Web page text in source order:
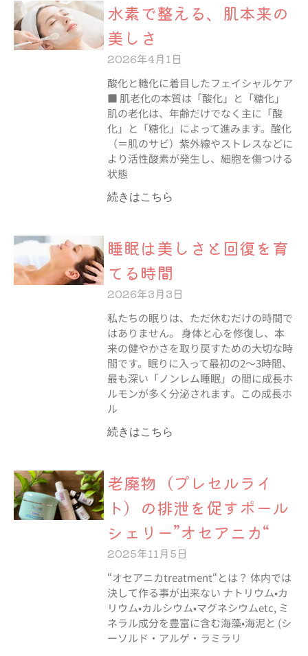
水素で整える、肌本来の
美しさ
2026年4月1日
酸化と糖化に着目したフェイシャルケア
■ 肌老化の本質は「酸化」と「糖化」
肌の老化は、年齢だけでなく主に「酸
化」と「糖化」によって進みます。酸化
（＝肌のサビ）紫外線やストレスなどに
より活性酸素が発生し、細胞を傷つける
状態
続きはこちら
睡眠は美しさと回復を育
てる時間
2026年3月3日
私たちの眠りは、ただ休むだけの時間で
はありません。 身体と心を修復し、本
来の健やかさを取り戻すための大切な時
間です。眠りに入って最初の2〜3時間、
最も深い「ノンレム睡眠」の間に成長ホ
ルモンが多く分泌されます。この成長ホ
ル
続きはこちら
老廃物（プレセルライ
ト）の排泄を促すポール
シェリー”オセアニカ“
2025年11月5日
“オセアニカtreatment“とは？ 体内では
決して作る事が出来ない ナトリウム•カ
リウム•カルシウム•マグネシウムetc, ミ
ネラル成分を豊富に含む海藻•海泥と (シ
ーソルド・アルゲ・ラミラリ